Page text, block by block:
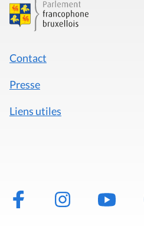
Contact
Presse
Liens utiles